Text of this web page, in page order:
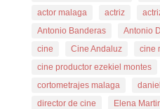
actor malaga
actriz
Antonio Banderas
Antonio
cine
Cine Andaluz
cine
cine productor ezekiel montes
cortometrajes malaga
director de cine
Elena